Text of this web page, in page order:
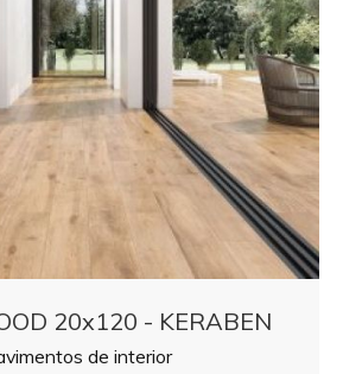
20x120 - KERABEN
de interior